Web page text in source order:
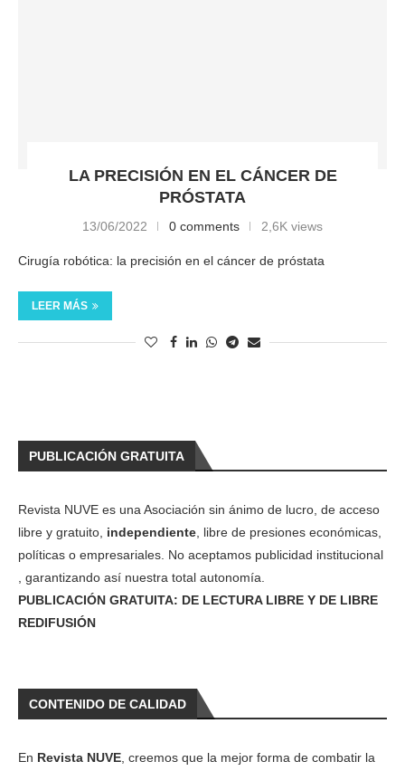
LA PRECISIÓN EN EL CÁNCER DE
PRÓSTATA
13/06/2022 0 comments 2,6K views
Cirugía robótica: la precisión en el cáncer de próstata
LEER MÁS
PUBLICACIÓN GRATUITA
Revista NUVE es una Asociación sin ánimo de lucro, de acceso
libre y gratuito, independiente , libre de presiones económicas,
políticas o empresariales. No aceptamos publicidad institucional
, garantizando así nuestra total autonomía.
PUBLICACIÓN GRATUITA: DE LECTURA LIBRE Y DE LIBRE
REDIFUSIÓN
CONTENIDO DE CALIDAD
En Revista NUVE , creemos que la mejor forma de combatir la